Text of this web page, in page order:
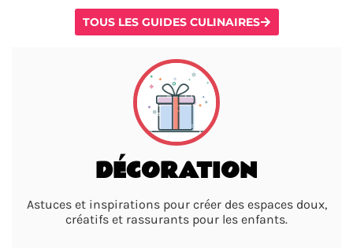
TOUS LES GUIDES CULINAIRES
DÉCORATION
Astuces et inspirations pour créer des espaces doux,
créatifs et rassurants pour les enfants.